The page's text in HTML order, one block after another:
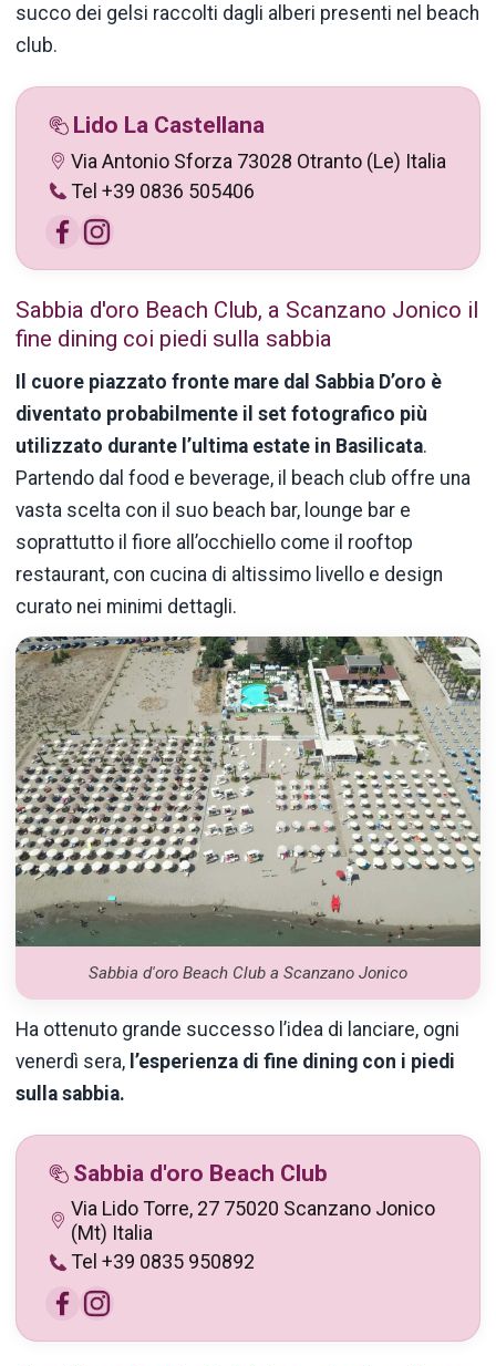
succo dei gelsi raccolti dagli alberi presenti nel beach
club.
Lido La Castellana
Via Antonio Sforza 73028 Otranto (Le) Italia
Tel +39 0836 505406
Sabbia d'oro Beach Club, a Scanzano Jonico il
fine dining coi piedi sulla sabbia
Il cuore piazzato fronte mare dal Sabbia D’oro è
diventato probabilmente il set fotografico più
utilizzato durante l’ultima estate in Basilicata.
Partendo dal food e beverage, il beach club offre una
vasta scelta con il suo beach bar, lounge bar e
soprattutto il fiore all’occhiello come il rooftop
restaurant, con cucina di altissimo livello e design
curato nei minimi dettagli.
Sabbia d'oro Beach Club a Scanzano Jonico
Ha ottenuto grande successo l’idea di lanciare, ogni
venerdì sera, l’esperienza di fine dining con i piedi
sulla sabbia.
Sabbia d'oro Beach Club
Via Lido Torre, 27 75020 Scanzano Jonico
(Mt) Italia
Tel +39 0835 950892